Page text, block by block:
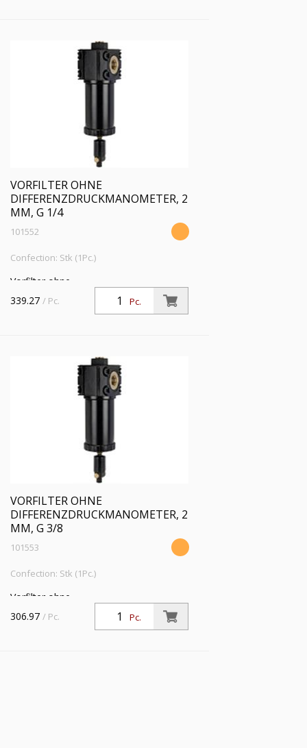
VORFILTER OHNE
DIFFERENZDRUCKMANOMETER, 2
ΜM, G 1/4
101552
Confection: Stk (1Pc.)
Vorfilter ohne
Differenzdruckmanometer, 2 µm, G 1/4,
Eingangsdruck 4 - 16 bar, Mediums-
Pc.
339.27 / Pc.
VORFILTER OHNE
DIFFERENZDRUCKMANOMETER, 2
ΜM, G 3/8
101553
Confection: Stk (1Pc.)
Vorfilter ohne
Differenzdruckmanometer, 2 µm, G 3/8,
Eingangsdruck 4 - 16 bar, Mediums-
Pc.
306.97 / Pc.